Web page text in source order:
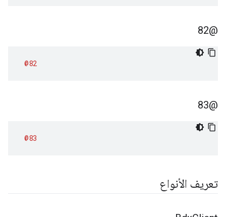
@82
@82
@83
@83
تعريف الأنواع